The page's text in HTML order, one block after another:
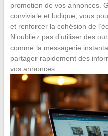
promotion de vos annonces.
conviviale et ludique, vous
et renforcer la cohésion de
N’oubliez pas d’utiliser des
comme la messagerie
partager rapidement des
vos annonces.